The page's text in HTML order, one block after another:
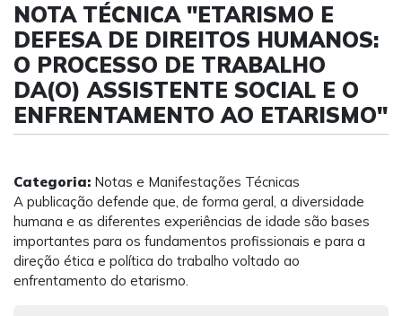
NOTA TÉCNICA "ETARISMO E
DEFESA DE DIREITOS HUMANOS:
O PROCESSO DE TRABALHO
DA(O) ASSISTENTE SOCIAL E O
ENFRENTAMENTO AO ETARISMO"
Categoria: Notas e Manifestações Técnicas
A publicação defende que, de forma geral, a diversidade
humana e as diferentes experiências de idade são bases
importantes para os fundamentos profissionais e para a
direção ética e política do trabalho voltado ao
enfrentamento do etarismo.